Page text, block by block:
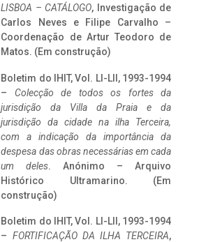
LISBOA – CATÁLOGO, Investigação de
Carlos Neves e Filipe Carvalho –
Coordenação de Artur Teodoro de
Matos. (Em construção)
Boletim do IHIT, Vol. LI-LII, 1993-1994
– Colecção de todos os fortes da
jurisdição da Villa da Praia e da
jurisdição da cidade na ilha Terceira,
com a indicação da importância da
despesa das obras necessárias em cada
um deles. Anónimo – Arquivo
Histórico Ultramarino. (Em
construção)
Boletim do IHIT, Vol. LI-LII, 1993-1994
– FORTIFICAÇÃO DA ILHA TERCEIRA,